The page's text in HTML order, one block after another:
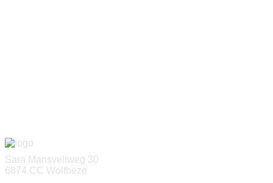
Sara Mansveltweg 30
6874 CC Wolfheze